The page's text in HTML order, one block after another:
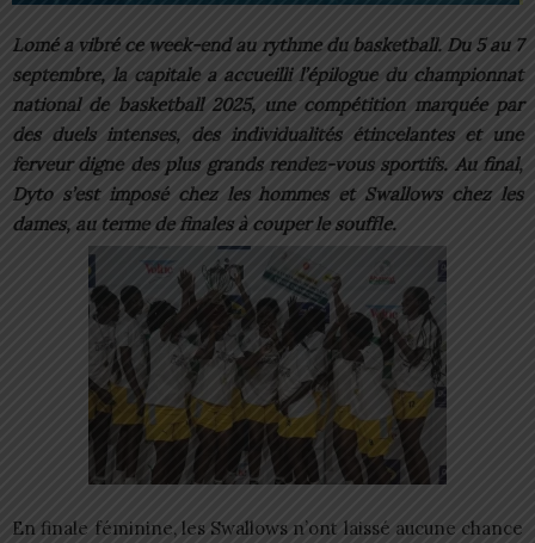
Lomé a vibré ce week-end au rythme du basketball. Du 5 au 7
septembre, la capitale a accueilli l’épilogue du championnat
national de basketball 2025, une compétition marquée par
des duels intenses, des individualités étincelantes et une
ferveur digne des plus grands rendez-vous sportifs. Au final,
Dyto s’est imposé chez les hommes et Swallows chez les
dames, au terme de finales à couper le souffle.
En finale féminine, les Swallows n’ont laissé aucune chance